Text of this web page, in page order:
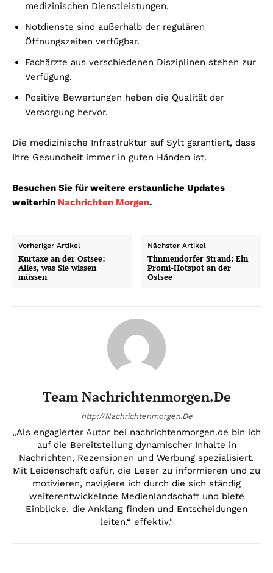
medizinischen Dienstleistungen.
Notdienste sind außerhalb der regulären
Öffnungszeiten verfügbar.
Fachärzte aus verschiedenen Disziplinen stehen zur
Verfügung.
Positive Bewertungen heben die Qualität der
Versorgung hervor.
Die medizinische Infrastruktur auf Sylt garantiert, dass
Ihre Gesundheit immer in guten Händen ist.
Besuchen Sie für weitere erstaunliche Updates
weiterhin Nachrichten Morgen.
Vorheriger Artikel
Kurtaxe an der Ostsee:
Alles, was Sie wissen
müssen
Nächster Artikel
Timmendorfer Strand: Ein
Promi-Hotspot an der
Ostsee
Team Nachrichtenmorgen.de
http://Nachrichtenmorgen.De
„Als engagierter Autor bei nachrichtenmorgen.de bin ich
auf die Bereitstellung dynamischer Inhalte in
Nachrichten, Rezensionen und Werbung spezialisiert.
Mit Leidenschaft dafür, die Leser zu informieren und zu
motivieren, navigiere ich durch die sich ständig
weiterentwickelnde Medienlandschaft und biete
Einblicke, die Anklang finden und Entscheidungen
leiten.“ effektiv."